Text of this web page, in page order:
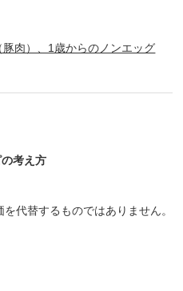
肉）、1歳からのノンエッグ
考え方
代替するものではありません。